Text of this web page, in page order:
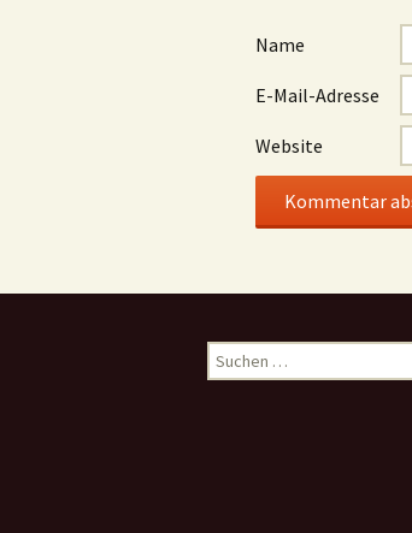
Name
E-Mail-Adresse
Website
Suchen
nach: